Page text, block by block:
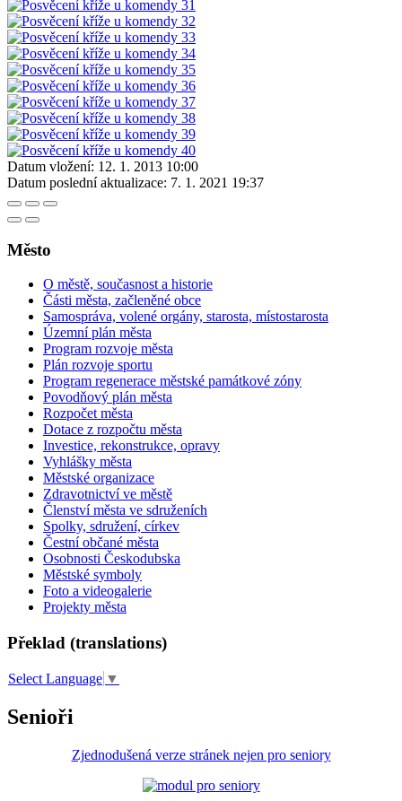
Datum vložení: 12. 1. 2013 10:00
Datum poslední aktualizace: 7. 1. 2021 19:37
Město
O městě, současnost a historie
Části města, začleněné obce
Samospráva, volené orgány, starosta, místostarosta
Územní plán města
Program rozvoje města
Plán rozvoje sportu
Program regenerace městské památkové zóny
Povodňový plán města
Rozpočet města
Dotace z rozpočtu města
Investice, rekonstrukce, opravy
Vyhlášky města
Městské organizace
Zdravotnictví ve městě
Členství města ve sdruženích
Spolky, sdružení, církev
Čestní občané města
Osobnosti Českodubska
Městské symboly
Foto a videogalerie
Projekty města
Překlad (translations)
Select Language ▼
Senioři
Zjednodušená verze stránek nejen pro seniory